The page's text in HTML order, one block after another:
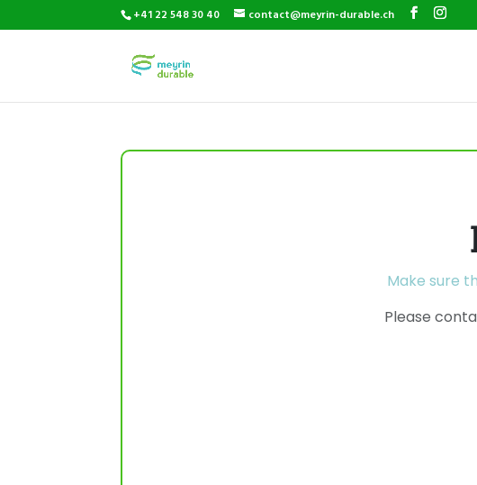
+41 22 548 30 40 contact@meyrin-durable.ch